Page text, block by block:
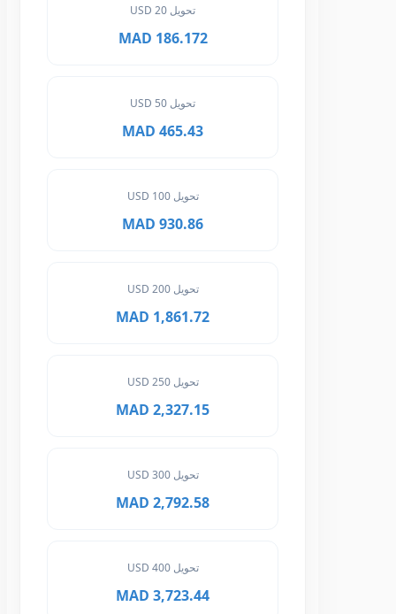
186.172 MAD
465.43 MAD
تحويل 100 USD
930.86 MAD
تحويل 200 USD
1,861.72 MAD
تحويل 250 USD
2,327.15 MAD
تحويل 300 USD
2,792.58 MAD
تحويل 400 USD
3,723.44 MAD